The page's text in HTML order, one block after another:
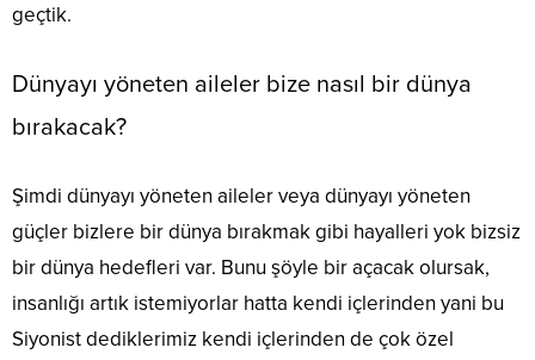
geçtik.
Dünyayı yöneten aileler bize nasıl bir dünya
bırakacak?
Şimdi dünyayı yöneten aileler veya dünyayı yöneten
güçler bizlere bir dünya bırakmak gibi hayalleri yok bizsiz
bir dünya hedefleri var. Bunu şöyle bir açacak olursak,
insanlığı artık istemiyorlar hatta kendi içlerinden yani bu
Siyonist dediklerimiz kendi içlerinden de çok özel